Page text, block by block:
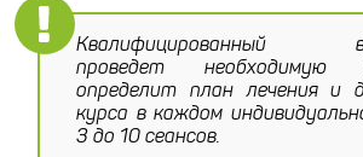
Квалифицированный
проведет необходимую
определит план лечения и
курса в каждом
3 до 10 сеансов.